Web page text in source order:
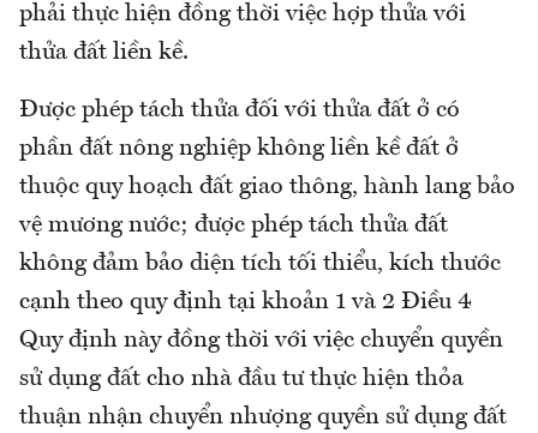
phải thực hiện đồng thời việc hợp thửa với
thửa đất liền kề.
Được phép tách thửa đối với thửa đất ở có
phần đất nông nghiệp không liền kề đất ở
thuộc quy hoạch đất giao thông, hành lang bảo
vệ mương nước; được phép tách thửa đất
không đảm bảo diện tích tối thiểu, kích thước
cạnh theo quy định tại khoản 1 và 2 Điều 4
Quy định này đồng thời với việc chuyển quyền
sử dụng đất cho nhà đầu tư thực hiện thỏa
thuận nhận chuyển nhượng quyền sử dụng đất